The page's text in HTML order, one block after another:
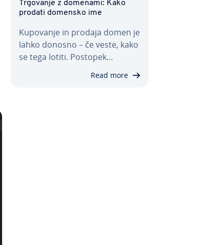
Trgovanje z domenami: Kako
prodati domensko ime
Kupovanje in prodaja domen je
lahko donosno – če veste, kako
se tega lotiti. Postopek…
Read more